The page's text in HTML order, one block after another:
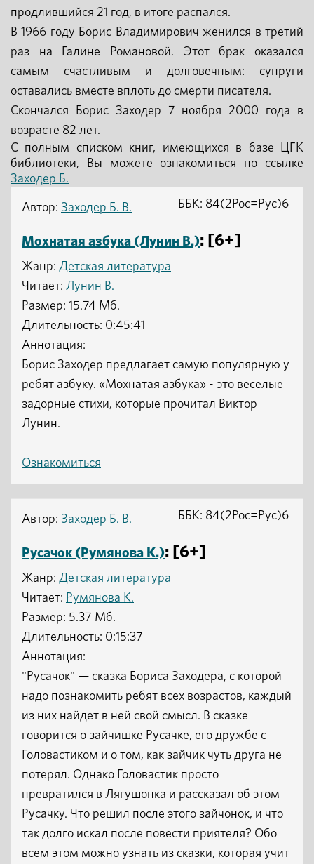
продлившийся 21 год, в итоге распался.
В 1966 году Борис Владимирович женился в третий
раз на Галине Романовой. Этот брак оказался
самым счастливым и долговечным: супруги
оставались вместе вплоть до смерти писателя.
Скончался Борис Заходер 7 ноября 2000 года в
возрасте 82 лет.
С полным списком книг, имеющихся в базе ЦГК
библиотеки, Вы можете ознакомиться по ссылке
Заходер Б.
Автор: Заходер Б. В.
Мохнатая азбука (Лунин В.): [6+]
Жанр: Детская литература
Читает: Лунин В.
ББК: 84(2Рос=Рус)6
Размер: 15.74 Мб.
Длительность: 0:45:41
Аннотация:
Борис Заходер предлагает самую популярную у
ребят азбуку. «Мохнатая азбука» - это веселые
задорные стихи, которые прочитал Виктор
Лунин.
Ознакомиться
Автор: Заходер Б. В.
Русачок (Румянова К.): [6+]
Жанр: Детская литература
Читает: Румянова К.
ББК: 84(2Рос=Рус)6
Размер: 5.37 Мб.
Длительность: 0:15:37
Аннотация:
"Русачок" — сказка Бориса Заходера, с которой
надо познакомить ребят всех возрастов, каждый
из них найдет в ней свой смысл. В сказке
говорится о зайчишке Русачке, его дружбе с
Головастиком и о том, как зайчик чуть друга не
потерял. Однако Головастик просто
превратился в Лягушонка и рассказал об этом
Русачку. Что решил после этого зайчонок, и что
так долго искал после повести приятеля? Обо
всем этом можно узнать из сказки, которая учит